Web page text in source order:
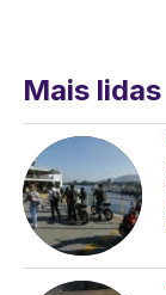
Mais lidas